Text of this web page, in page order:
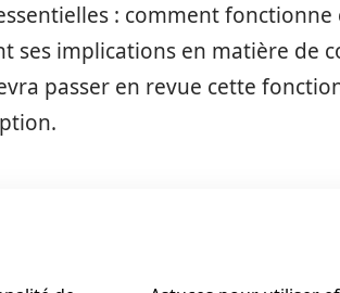
: comment
ses implications en matière de
passer en revue cette